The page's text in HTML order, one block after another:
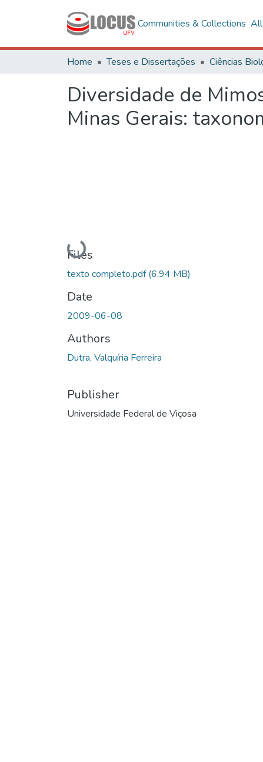
Communities & Collections
Home Teses e Dissertações
Diversidade de
Minas Gerais:
Loading...
Files
texto completo.pdf(6.94 MB)
Date
2009-06-08
Authors
Dutra, Valquíria Ferreira
Publisher
Universidade Federal de Viçosa